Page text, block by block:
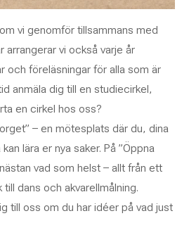
vi genomför tillsammans med
arrangerar vi också varje år
och föreläsningar för alla som är
anmäla dig till en studiecirkel,
en cirkel hos oss?
– en mötesplats där du, dina
lära er nya saker. På ”Öppna
vad som helst – allt från ett
dans och akvarellmålning.
till oss om du har idéer på vad just